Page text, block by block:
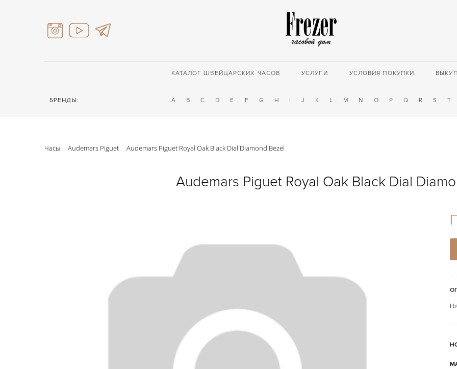
КАТАЛОГ ШВЕЙЦАРСКИХ ЧАСОВ УСЛУГИ УСЛОВИЯ ПОКУПКИ ВЫКУП
БРЕНДЫ: A B C D E F G H I J K L M N O P Q R S T
Часы Audemars Piguet Audemars Piguet Royal Oak Black Dial Diamond Bezel
Audemars Piguet Royal Oak Black Dial